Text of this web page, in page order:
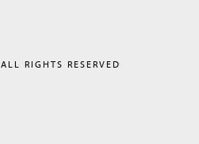
ALL RIGHTS RESERVED